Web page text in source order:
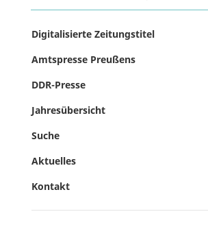
Digitalisierte Zeitungstitel
Amtspresse Preußens
DDR-Presse
Jahresübersicht
Suche
Aktuelles
Kontakt